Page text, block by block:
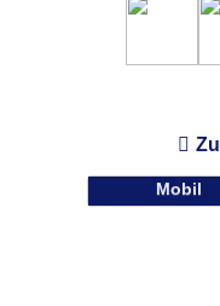
Mobil